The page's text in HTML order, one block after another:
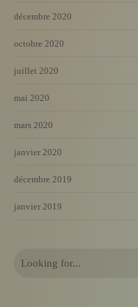
décembre 2020
octobre 2020
juillet 2020
mai 2020
mars 2020
janvier 2020
décembre 2019
janvier 2019